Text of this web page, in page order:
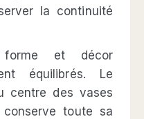
la continuité
et décor
équilibrés. Le
centre des vases
toute sa